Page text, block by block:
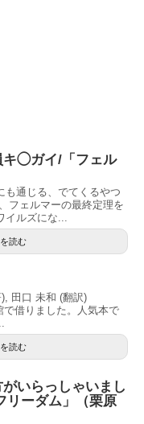
キ◯ガイ/「フェル
も通じる、でてくるやつ
フェルマーの最終定理を
イルズにな...
読む
田口 未和 (翻訳)
で借りました。人気本で
読む
いらっしゃいまし
リーダム」（栗原